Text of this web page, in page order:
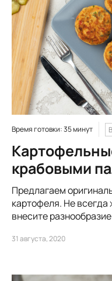
Время готовки: 35 минут
крабовыми
Предлагаем
картофеля. Не всегда
внесите
31 августа, 2020